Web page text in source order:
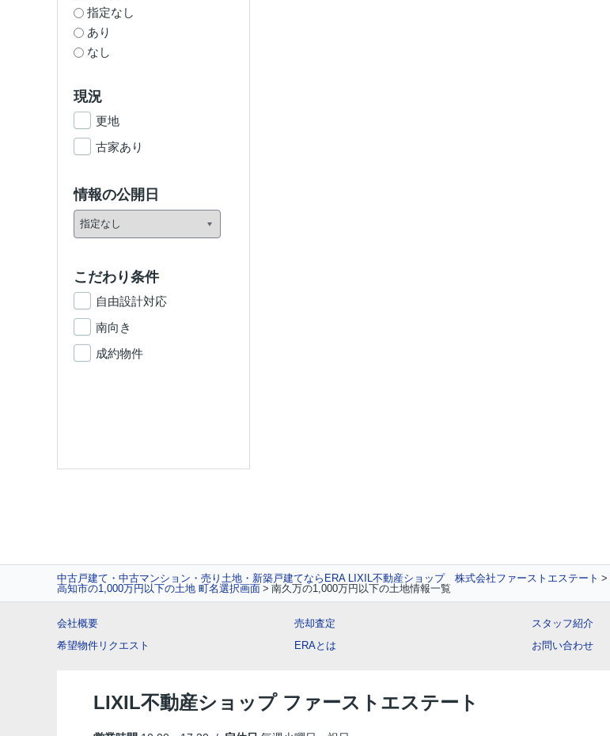
指定なし
あり
なし
現況
更地
古家あり
情報の公開日
こだわり条件
自由設計対応
南向き
成約物件
中古戸建て・中古マンション・売り土地・新築戸建てならERA LIXIL不動産ショップ 株式会社ファーストエステート
高知市の1,000万円以下の土地 町名選択画面
南久万の1,000万円以下の土地情報一覧
会社概要
希望物件リクエスト
売却査定
ERAとは
スタッフ紹介
お問い合わせ
LIXIL不動産ショップ ファーストエステート